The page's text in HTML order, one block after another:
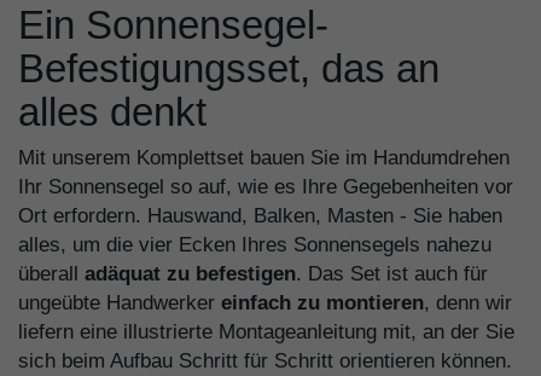
Ein Sonnensegel-
Befestigungsset, das an
alles denkt
Mit unserem Komplettset bauen Sie im Handumdrehen
Ihr Sonnensegel so auf, wie es Ihre Gegebenheiten vor
Ort erfordern. Hauswand, Balken, Masten - Sie haben
alles, um die vier Ecken Ihres Sonnensegels nahezu
überall adäquat zu befestigen. Das Set ist auch für
ungeübte Handwerker einfach zu montieren, denn wir
liefern eine illustrierte Montageanleitung mit, an der Sie
sich beim Aufbau Schritt für Schritt orientieren können.